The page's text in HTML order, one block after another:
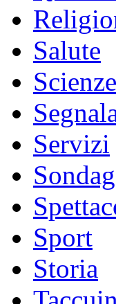
Salute
Scienze
Servizi
Sport
Storia